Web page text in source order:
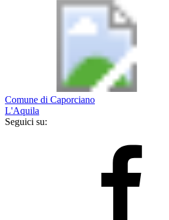
Comune di Caporciano
L'Aquila
Seguici su: